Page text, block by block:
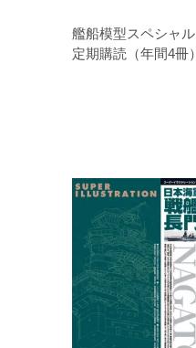
艦船模型スペシャル
定期購読（年間4冊）